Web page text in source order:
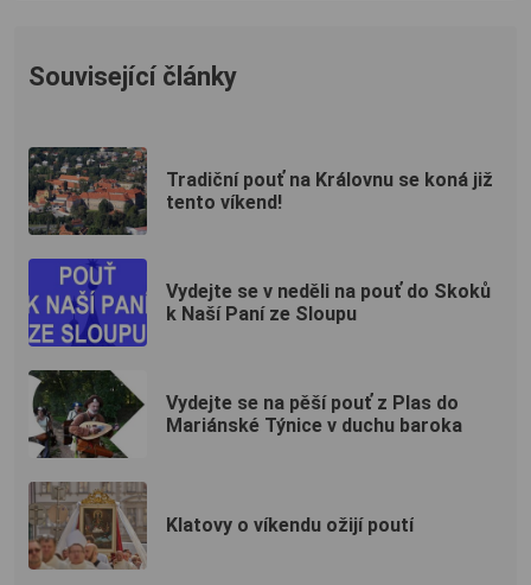
Související články
Tradiční pouť na Královnu se koná již
tento víkend!
Vydejte se v neděli na pouť do Skoků
k Naší Paní ze Sloupu
Vydejte se na pěší pouť z Plas do
Mariánské Týnice v duchu baroka
Klatovy o víkendu ožijí poutí